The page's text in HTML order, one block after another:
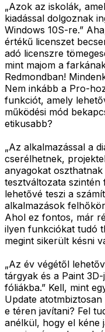
„Azok az iskolák,
kiadással dolgoznak
Windows 10S-re.”
értékű licenszet
adó licenszre
mint majom a
Redmondban!
Nem inkább a Pro-
funkciót, amely
működési mód
etikusabb?
„Az alkalmazással a
cserélhetnek,
anyagokat
tesztváltozata szintén
lehetővé teszi a
alkalmazások
Ahol ez fontos, már
ilyen funkciókat tudó
megint sikerült késni
„Az év végétől
tárgyak és a Paint
fóliákba.” Kell, mint
Update
e téren javítani? Fel
anélkül, hogy el kéne